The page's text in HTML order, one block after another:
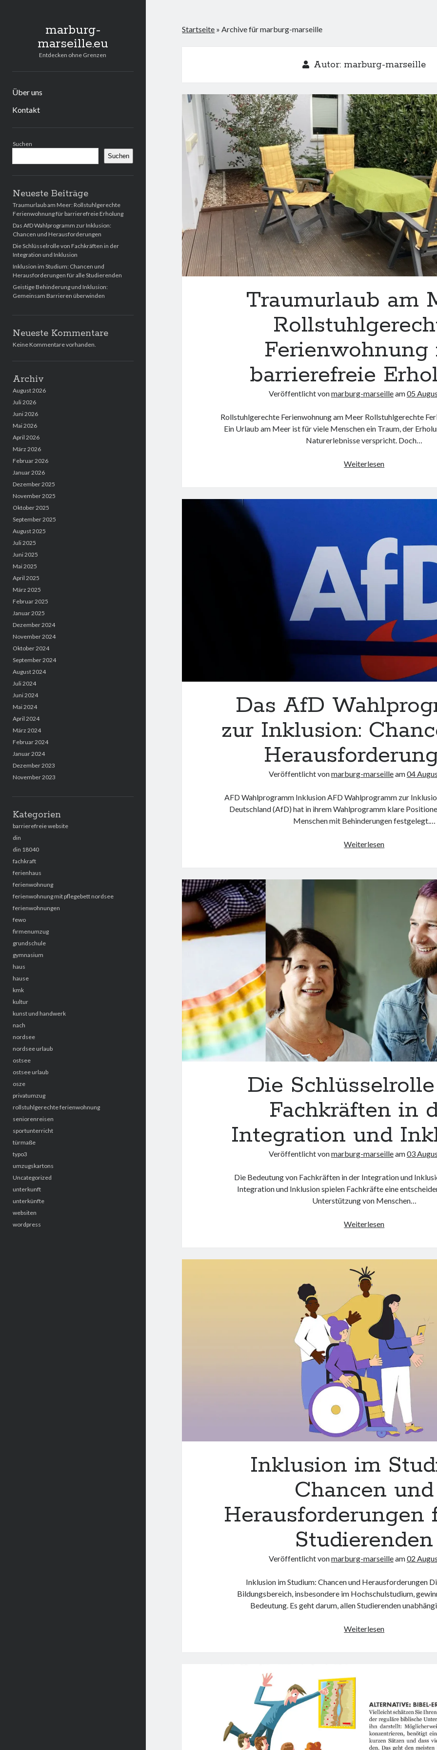
marburg-
marseille.eu
Entdecken ohne Grenzen
Über uns
Kontakt
Suchen
Suchen
Neueste Beiträge
Traumurlaub am Meer: Rollstuhlgerechte
Ferienwohnung für barrierefreie Erholung
Das AfD Wahlprogramm zur Inklusion:
Chancen und Herausforderungen
Die Schlüsselrolle von Fachkräften in der
Integration und Inklusion
Inklusion im Studium: Chancen und
Herausforderungen für alle Studierenden
Geistige Behinderung und Inklusion:
Gemeinsam Barrieren überwinden
Neueste Kommentare
Keine Kommentare vorhanden.
Archiv
August 2026
Juli 2026
Juni 2026
Mai 2026
April 2026
März 2026
Februar 2026
Januar 2026
Dezember 2025
November 2025
Oktober 2025
September 2025
August 2025
Juli 2025
Juni 2025
Mai 2025
April 2025
März 2025
Februar 2025
Januar 2025
Dezember 2024
November 2024
Oktober 2024
September 2024
August 2024
Juli 2024
Juni 2024
Mai 2024
April 2024
März 2024
Februar 2024
Januar 2024
Dezember 2023
November 2023
Kategorien
barrierefreie website
din
din 18040
fachkraft
ferienhaus
ferienwohnung
ferienwohnung mit pflegebett nordsee
ferienwohnungen
fewo
firmenumzug
grundschule
gymnasium
haus
hause
kmk
kultur
kunst und handwerk
nach
nordsee
nordsee urlaub
ostsee
ostsee urlaub
osze
privatumzug
rollstuhlgerechte ferienwohnung
seniorenreisen
sportunterricht
türmaße
typo3
umzugskartons
Uncategorized
unterkunft
unterkünfte
websiten
wordpress
Startseite »Archive für marburg-marseille
Autor: marburg-marseille
Traumurlaub am
Ferienwohnung
barrierefreie
Veröffentlicht vonmarburg-marseilleam05
Rollstuhlgerechte Ferienwohnung am Meer Rollstuhlgerechte
Ein Urlaub am Meer ist für viele Menschen ein Traum, der
Naturerlebnisse verspricht. Doch…
WeiterlesenTraumurlaub
Erholung
Das AfD
zur Inklusion:
Veröffentlicht vonmarburg-marseilleam04
AFD Wahlprogramm Inklusion AFD Wahlprogramm zur
Deutschland (AfD) hat in ihrem Wahlprogramm klare
Menschen mit Behinderungen festgelegt.…
WeiterlesenDas
zur
Die
Fachkräften in
Integration und
Veröffentlicht vonmarburg-marseilleam03
Die Bedeutung von Fachkräften in der Integration und
Integration und Inklusion spielen Fachkräfte eine
Unterstützung von Menschen…
WeiterlesenDie
Fachkräften
Integration
und
Inklusion
Inklusion im
Chancen und
Herausforderungen
Studierenden
Veröffentlicht vonmarburg-marseilleam02
Inklusion im Studium: Chancen und Herausforderungen
Bildungsbereich, insbesondere im Hochschulstudium,
Bedeutung. Es geht darum, allen Studierenden
WeiterlesenInklusion
alle
Studierenden